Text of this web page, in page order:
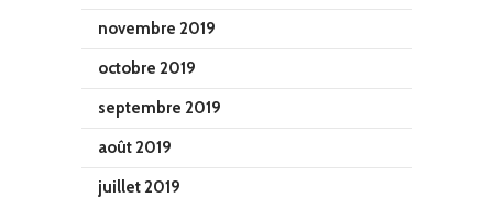
novembre 2019
octobre 2019
septembre 2019
août 2019
juillet 2019